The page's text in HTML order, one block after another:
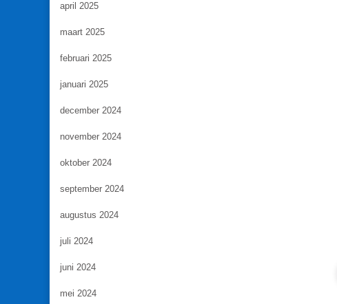
april 2025
maart 2025
februari 2025
januari 2025
december 2024
november 2024
oktober 2024
september 2024
augustus 2024
juli 2024
juni 2024
mei 2024